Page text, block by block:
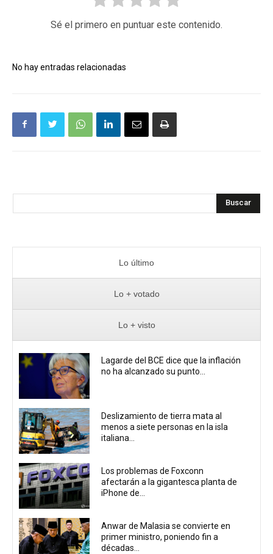
Sé el primero en puntuar este contenido.
No hay entradas relacionadas
Buscar
Lo último
Lo + votado
Lo + visto
Lagarde del BCE dice que la inflación
no ha alcanzado su punto...
Deslizamiento de tierra mata al
menos a siete personas en la isla
italiana...
Los problemas de Foxconn
afectarán a la gigantesca planta de
iPhone de...
Anwar de Malasia se convierte en
primer ministro, poniendo fin a
décadas...